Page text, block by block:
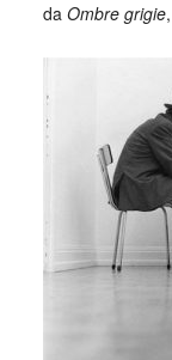
da Ombre grigie